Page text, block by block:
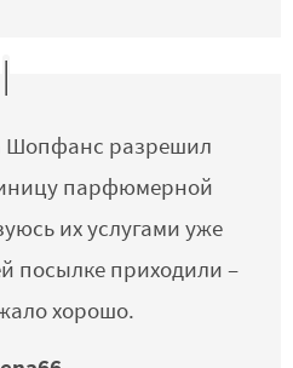
Шопфанс разрешил
парфюмерной
их услугами уже
посылке приходили –
хорошо.